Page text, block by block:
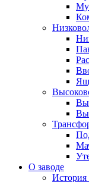
О заводе
История